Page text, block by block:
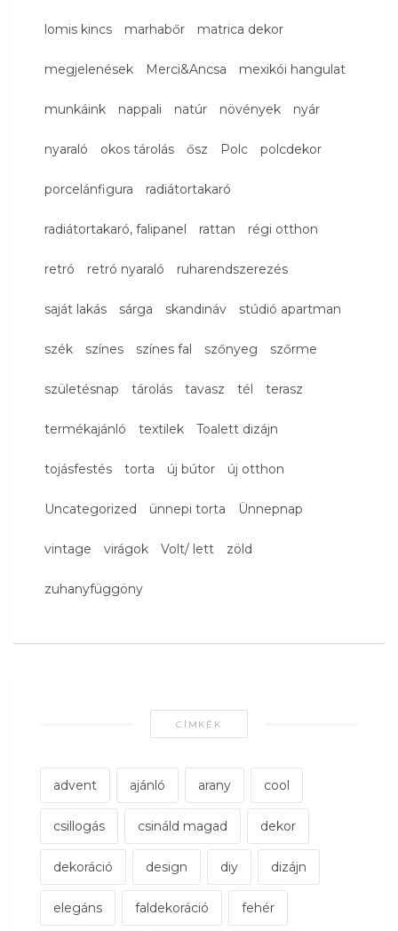
lomis kincs marhabőr matrica dekor
megjelenések Merci&Ancsa mexikói hangulat
munkáink nappali natúr növények nyár
nyaraló okos tárolás ősz Polc polcdekor
porcelánfigura radiátortakaró
radiátortakaró, falipanel rattan régi otthon
retró retró nyaraló ruharendszerezés
saját lakás sárga skandináv stúdió apartman
szék színes színes fal szőnyeg szőrme
születésnap tárolás tavasz tél terasz
termékajánló textilek Toalett dizájn
tojásfestés torta új bútor új otthon
Uncategorized ünnepi torta Ünnepnap
vintage virágok Volt/ lett zöld
zuhanyfüggöny
CÍMKÉK
advent ajánló arany cool
csillogás csináld magad dekor
dekoráció design diy dizájn
elegáns faldekoráció fehér